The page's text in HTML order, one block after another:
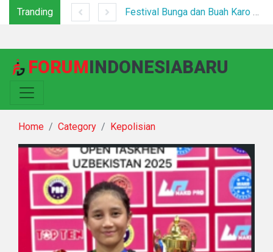
Tranding Festival Bunga dan Buah Karo 2026 Resmi Ditutup, 5.000 Pengunjung Padati Malam Penutupan di Bawah Pengamanan Ketat
FORUMINDONESIABARU
Home Category Kepolisian